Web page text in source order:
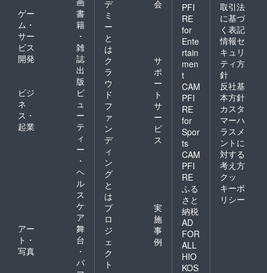
ゲー
ム・
サー
ビス
開発
書
籍
・
雑
誌
出
版
ビジ
ネ
ス・
起業
ビ
ュ
ー
テ
ィ
ー
・
ヘ
ル
ス
ケ
ア
アー
ト・
写真
舞
台
・
パ
デ
ミ
ー
と
は
会
ク
ラ
ウ
ド
フ
ァ
ン
デ
ィ
ン
グ
と
は
サ
ポ
ー
ト
サ
ー
ビ
ス
プ
ロ
ジ
ェ
ク
ト
実
施
事
例
PFI
RE
for
Ente
rtain
men
t
CAM
PFI
RE
for
Spor
ts
CAM
PFI
RE
ふる
さと
納税
AD
FOR
ALL
HIO
KOS
取引法
に基づ
く表記
情報セ
キュリ
ティ方
針
反社基
本方針
カスタ
マーハ
ラスメ
ントに
対する
考え方
クッ
キーポ
リシー